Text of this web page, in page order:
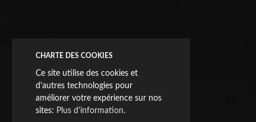
CHARTE DES COOKIES
Ce site utilise des cookies et
d'autres technologies pour
améliorer votre expérience sur nos
sites: Plus d'information.